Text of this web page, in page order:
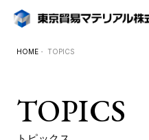
HOME・ TOPICS
TOPICS